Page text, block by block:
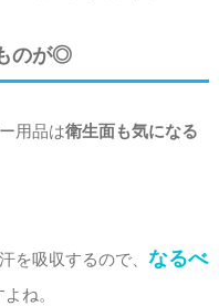
のが◎
用品は衛生面も気になる
を吸収するので、 なるべ
ね。